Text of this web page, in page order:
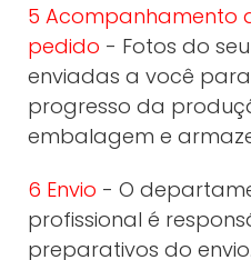
5 Acompanhamento
pedido - Fotos do
enviadas a você
progresso da
embalagem e
6 Envio - O
profissional é
preparativos do envio.